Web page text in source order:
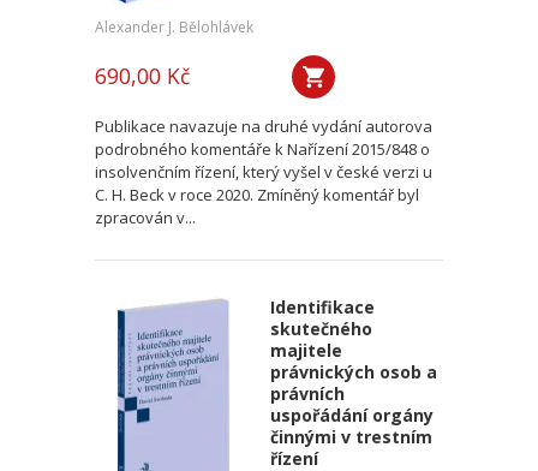
Alexander J. Bělohlávek
690,00 Kč
Publikace navazuje na druhé vydání autorova
podrobného komentáře k Nařízení 2015/848 o
insolvenčním řízení, který vyšel v české verzi u
C. H. Beck v roce 2020. Zmíněný komentář byl
zpracován v...
Identifikace
skutečného
majitele
právnických osob a
právních
uspořádání orgány
činnými v trestním
řízení